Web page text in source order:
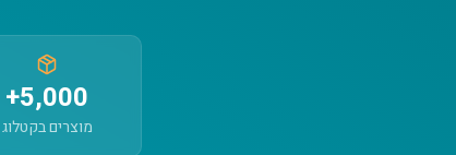
5,000+
מוצרים בקטלוג